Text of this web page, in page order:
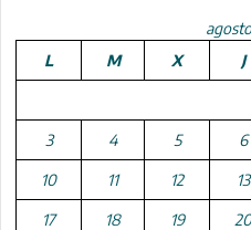
L
M X J
3 4 5 6
10 11 12 13
17 18 19